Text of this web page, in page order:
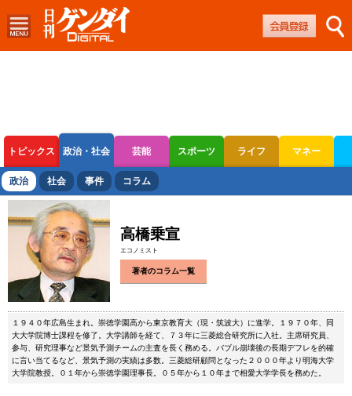
トピックス 政治・社会 芸能 スポーツ ライフ マネー
ボートレース 競輪 オートレース
政治 社会 事件 コラム
高橋乗宣
エコノミスト
著者のコラム一覧
１９４０年広島生まれ。崇徳学園高から東京教育大（現・筑波大）に進学。１９７０年、同
大大学院博士課程を修了。大学講師を経て、７３年に三菱総合研究所に入社。主席研究員、
参与、研究理事など景気予測チームの主査を長く務める。バブル崩壊後の長期デフレを的確
に言い当てるなど、景気予測の実績は多数。三菱総研顧問となった２０００年より明海大学
大学院教授。０１年から崇徳学園理事長。０５年から１０年まで相愛大学学長を務めた。